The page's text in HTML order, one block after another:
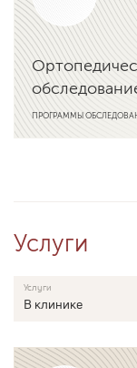
ПРОГРАММЫ
Услуги
Услуги
В клинике